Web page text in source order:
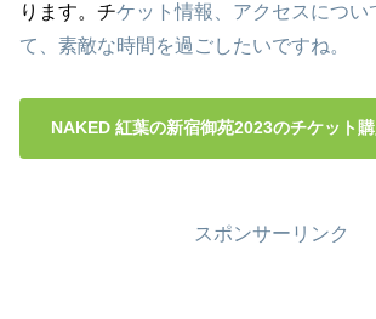
ります。 チケット情報、アクセスについ
て、素敵な時間を過ごしたいですね。
NAKED 紅葉の新宿御苑2023のチケット
スポンサーリンク